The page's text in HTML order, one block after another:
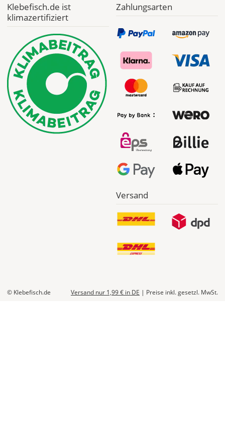
Di., 11.08. -
Mi., 12.08.
ab 24,98
Produktionsaufschlag
ab 9,99 EUR*
Versandkosten 14,99
*
Abhängig
Klebefisch.de ist
klimazertifiziert
Zahlungsarten
Versand
© Klebefisch.de Versand nur 1,99 € in DE | Preise inkl. gesetzl. MwSt.